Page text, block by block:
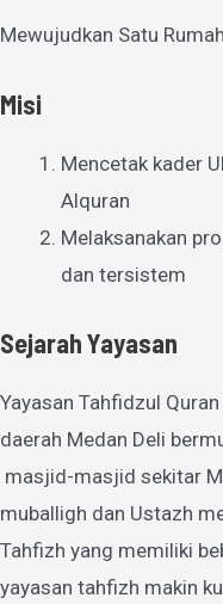
Mewujudkan Satu
Misi
Mencetak kader
Alquran
Melaksanakan
dan tersistem
Sejarah Yayasan
Yayasan Tahfidzul
daerah Medan Deli
masjid-masjid sekitar
muballigh dan Ustazh
Tahfizh yang memiliki
yayasan tahfizh makin